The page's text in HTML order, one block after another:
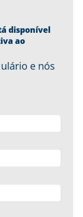
disponível
ao
e nós